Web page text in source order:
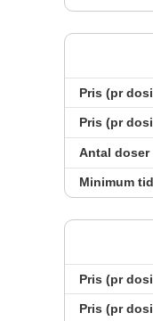
Pris (pr
Pris (pr
Antal doser
Minimum
Pris (pr
Pris (pr